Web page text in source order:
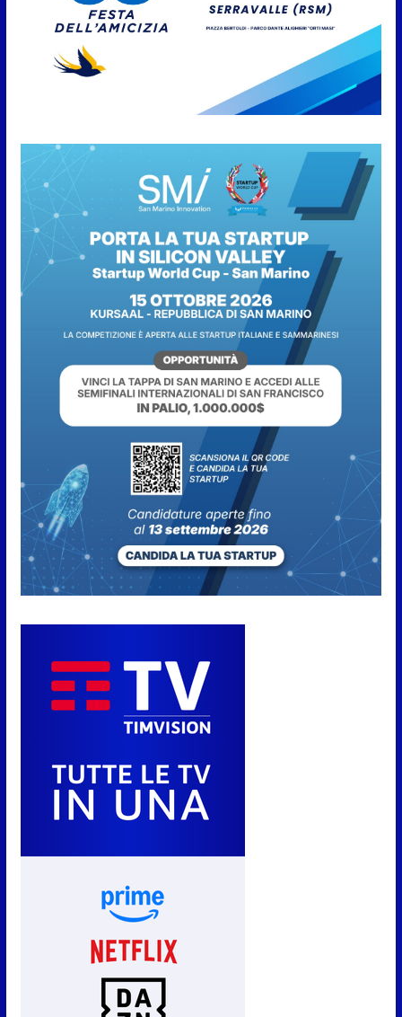
cucina e solidarietà, a Faetano.
Con la firma e la regia di